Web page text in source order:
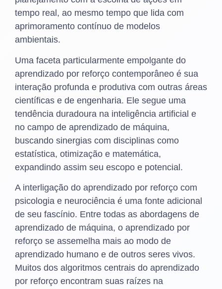
tempo real, ao mesmo tempo que lida com
aprimoramento contínuo de modelos
ambientais.
Uma faceta particularmente empolgante do
aprendizado por reforço contemporâneo é sua
interação profunda e produtiva com outras áreas
científicas e de engenharia. Ele segue uma
tendência duradoura na inteligência artificial e
no campo de aprendizado de máquina,
buscando sinergias com disciplinas como
estatística, otimização e matemática,
expandindo assim seu escopo e potencial.
A interligação do aprendizado por reforço com
psicologia e neurociência é uma fonte adicional
de seu fascínio. Entre todas as abordagens de
aprendizado de máquina, o aprendizado por
reforço se assemelha mais ao modo de
aprendizado humano e de outros seres vivos.
Muitos dos algoritmos centrais do aprendizado
por reforço encontram suas raízes na